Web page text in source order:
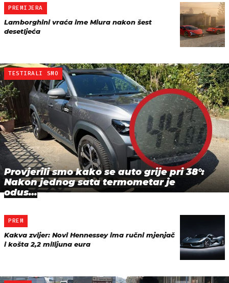
PREMIJERA
Lamborghini vraća ime Miura nakon šest
desetljeća
TESTIRALI SMO
Provjerili smo kako se auto grije pri 38°:
Nakon jednog sata termometar je
odus…
PREM
Kakva zvijer: Novi Hennessey ima ručni mjenjač
i košta 2,2 milijuna eura